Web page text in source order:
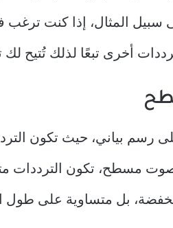
سبيل المثال، إذا كنت
أخرى تبعًا لذلك تُتيح
رسم بياني، حيث تكون
صوت مسطح، تكون الترددات
بل متساوية على طول